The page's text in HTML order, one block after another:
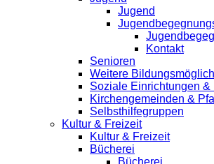
Jugend
Kontakt
Senioren
Weitere
Soziale Einrichtungen &
Kirchengemeinden &
Selbsthilfegruppen
Kultur & Freizeit
Kultur & Freizeit
Bücherei
Bücherei